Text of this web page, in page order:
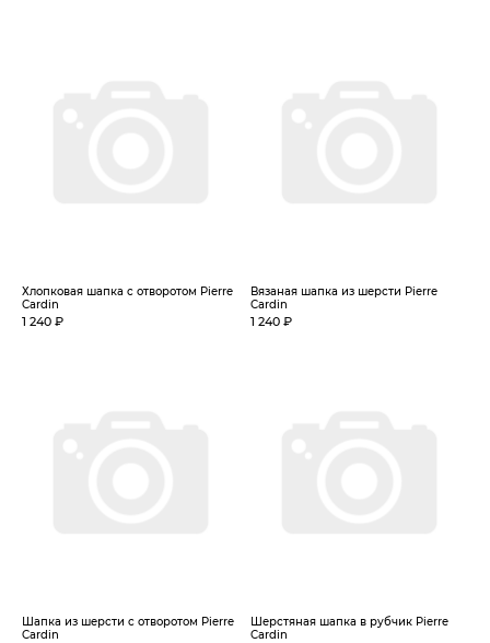
Хлопковая шапка с отворотом Pierre
Cardin
1 240 ₽
Вязаная шапка из шерсти Pierre
Cardin
1 240 ₽
Шапка из шерсти с отворотом Pierre
Cardin
Шерстяная шапка в рубчик Pierre
Cardin